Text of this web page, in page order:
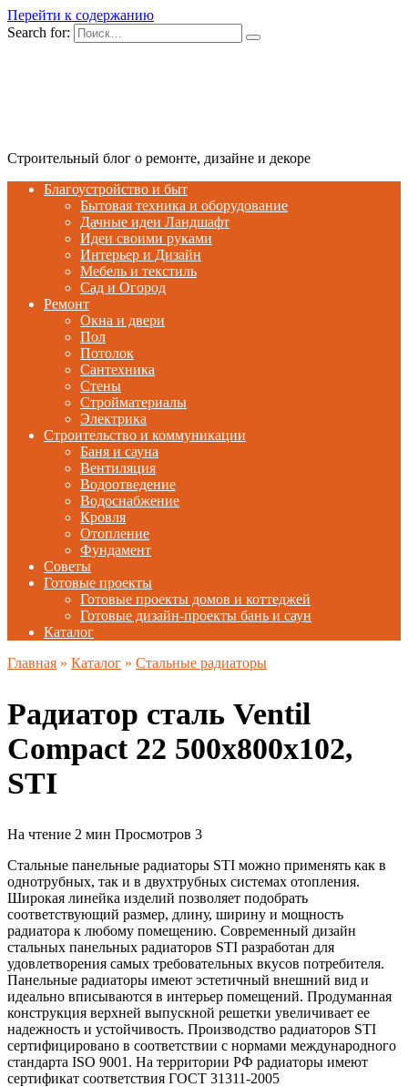
Перейти к содержанию
Search for:
Строительный блог о ремонте, дизайне и декоре
Благоустройство и быт
Бытовая техника и оборудование
Дачные идеи Ландшафт
Идеи своими руками
Интерьер и Дизайн
Мебель и текстиль
Сад и Огород
Ремонт
Окна и двери
Пол
Потолок
Сантехника
Стены
Стройматериалы
Электрика
Строительство и коммуникации
Баня и сауна
Вентиляция
Водоотведение
Водоснабжение
Кровля
Отопление
Фундамент
Советы
Готовые проекты
Готовые проекты домов и коттеджей
Готовые дизайн-проекты бань и саун
Каталог
Главная » Каталог » Стальные радиаторы
Радиатор сталь Ventil
Compact 22 500х800х102,
STI
На чтение 2 мин Просмотров 3
Стальные панельные радиаторы STI можно применять как в
однотрубных, так и в двухтрубных системах отопления.
Широкая линейка изделий позволяет подобрать
соответствующий размер, длину, ширину и мощность
радиатора к любому помещению. Современный дизайн
стальных панельных радиаторов STI разработан для
удовлетворения самых требовательных вкусов потребителя.
Панельные радиаторы имеют эстетичный внешний вид и
идеально вписываются в интерьер помещений. Продуманная
конструкция верхней выпускной решетки увеличивает ее
надежность и устойчивость. Производство радиаторов STI
сертифицировано в соответствии с нормами международного
стандарта ISO 9001. На территории РФ радиаторы имеют
сертификат соответствия ГОСТ 31311-2005